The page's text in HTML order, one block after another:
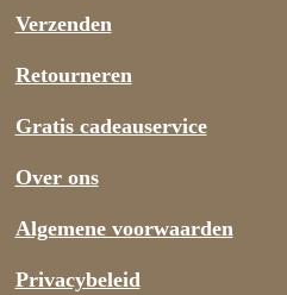
Verzenden
Retourneren
Gratis cadeauservice
Over ons
Algemene voorwaarden
Privacybeleid